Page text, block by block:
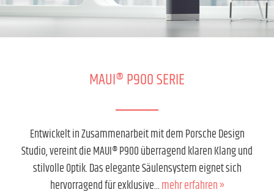
MAUI® P900 SERIE
Entwickelt in Zusammenarbeit mit dem Porsche Design
Studio, vereint die MAUI® P900 überragend klaren Klang und
stilvolle Optik. Das elegante Säulensystem eignet sich
hervorragend für exklusive...mehr erfahren »